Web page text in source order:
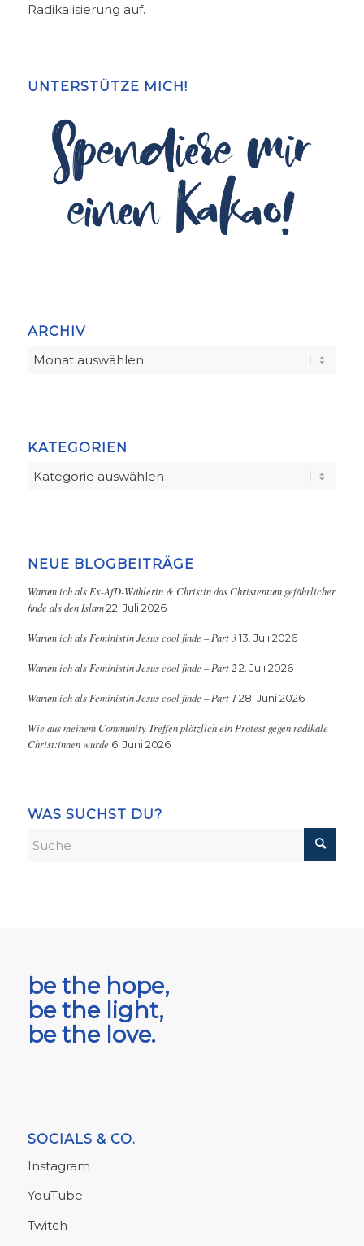
Radikalisierung auf.
UNTERSTÜTZE MICH!
ARCHIV
KATEGORIEN
Kategorien
NEUE BLOGBEITRÄGE
Warum ich als Ex-AfD-Wählerin & Christin das Christentum gefährlicher
finde als den Islam 22. Juli 2026
Warum ich als Feministin Jesus cool finde – Part 3 13. Juli 2026
Warum ich als Feministin Jesus cool finde – Part 2 2. Juli 2026
Warum ich als Feministin Jesus cool finde – Part 1 28. Juni 2026
Wie aus meinem Community-Treffen plötzlich ein Protest gegen radikale
Christ:innen wurde 6. Juni 2026
WAS SUCHST DU?
be the hope,
be the light,
be the love.
SOCIALS & CO.
Instagram
YouTube
Twitch